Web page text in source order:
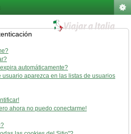
automáticamente?
aparezca en las listas de usuarios
ahora no puedo conectarme!